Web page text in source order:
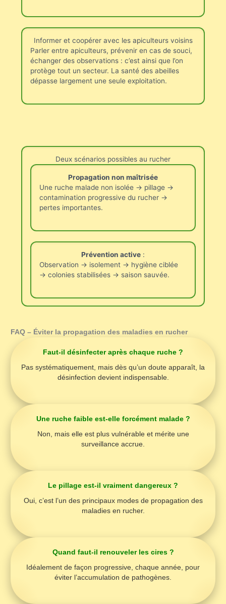
Informer et coopérer avec les apiculteurs voisins
Parler entre apiculteurs, prévenir en cas de souci,
échanger des observations : c’est ainsi que l’on
protège tout un secteur. La santé des abeilles
dépasse largement une seule exploitation.
Deux scénarios possibles au rucher
Propagation non maîtrisée
Une ruche malade non isolée → pillage →
contamination progressive du rucher →
pertes importantes.
Prévention active :
Observation → isolement → hygiène ciblée
→ colonies stabilisées → saison sauvée.
FAQ – Éviter la propagation des maladies en rucher
Faut-il désinfecter après chaque ruche ?
Pas systématiquement, mais dès qu’un doute apparaît, la
désinfection devient indispensable.
Une ruche faible est-elle forcément malade ?
Non, mais elle est plus vulnérable et mérite une
surveillance accrue.
Le pillage est-il vraiment dangereux ?
Oui, c’est l’un des principaux modes de propagation des
maladies en rucher.
Quand faut-il renouveler les cires ?
Idéalement de façon progressive, chaque année, pour
éviter l’accumulation de pathogènes.